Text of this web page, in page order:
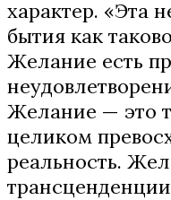
характер. «Эта
бытия как
Желание есть
Желание — это
целиком
реальность.